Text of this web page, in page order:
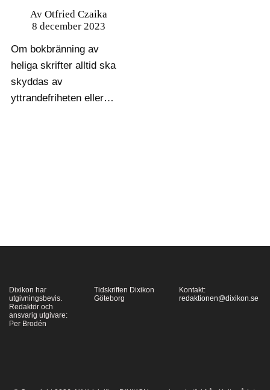
AvOtfried Czaika
8 december 2023
Om bokbränning av
heliga skrifter alltid ska
skyddas av
yttrandefriheten eller
bokbränning har
Dixikon har
utgivningsbevis.
Redaktör och
ansvarig utgivare:
Per Brodén
Tidskriften Dixikon
Göteborg
Kontakt:
redaktionen@dixikon.se